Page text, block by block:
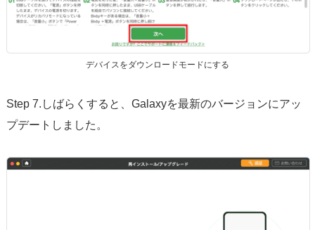
デバイスをダウンロードモードにする
Step 7.しばらくすると、Galaxyを最新のバージョンにアッ
プデートしました。